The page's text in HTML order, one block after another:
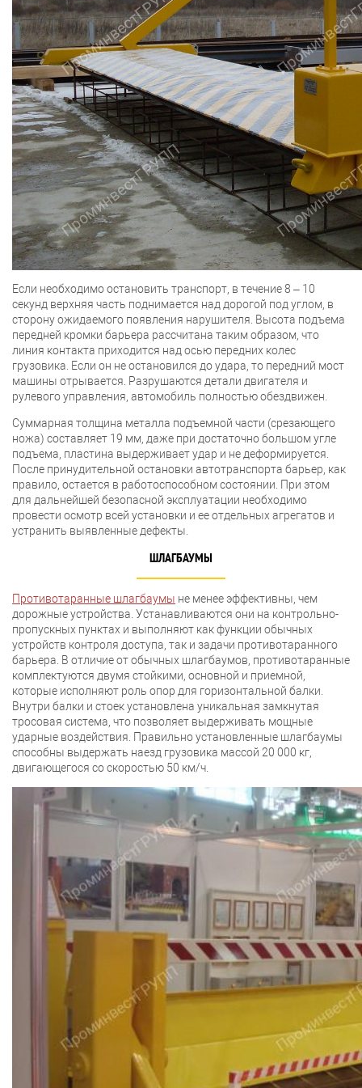
Если необходимо остановить транспорт, в течение 8 – 10
секунд верхняя часть поднимается над дорогой под углом, в
сторону ожидаемого появления нарушителя. Высота подъема
передней кромки барьера рассчитана таким образом, что
линия контакта приходится над осью передних колес
грузовика. Если он не остановился до удара, то передний мост
машины отрывается. Разрушаются детали двигателя и
рулевого управления, автомобиль полностью обездвижен.
Суммарная толщина металла подъемной части (срезающего
ножа) составляет 19 мм, даже при достаточно большом угле
подъема, пластина выдерживает удар и не деформируется.
После принудительной остановки автотранспорта барьер, как
правило, остается в работоспособном состоянии. При этом
для дальнейшей безопасной эксплуатации необходимо
провести осмотр всей установки и ее отдельных агрегатов и
устранить выявленные дефекты.
ШЛАГБАУМЫ
Противотаранные шлагбаумы не менее эффективны, чем
дорожные устройства. Устанавливаются они на контрольно-
пропускных пунктах и выполняют как функции обычных
устройств контроля доступа, так и задачи противотаранного
барьера. В отличие от обычных шлагбаумов, противотаранные
комплектуются двумя стойкими, основной и приемной,
которые исполняют роль опор для горизонтальной балки.
Внутри балки и стоек установлена уникальная замкнутая
тросовая система, что позволяет выдерживать мощные
ударные воздействия. Правильно установленные шлагбаумы
способны выдержать наезд грузовика массой 20 000 кг,
двигающегося со скоростью 50 км/ч.